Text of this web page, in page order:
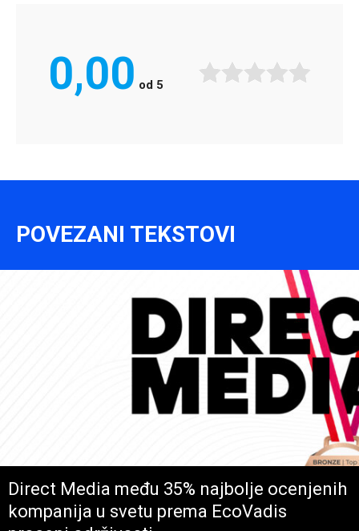
0,00 od 5
POVEZANI TEKSTOVI
Direct Media među 35% najbolje ocenjenih
kompanija u svetu prema EcoVadis